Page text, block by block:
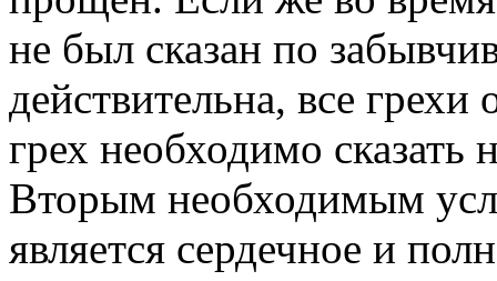
не был сказан по
действительна, все
грех необходимо
Вторым необходимым
является сердечное и